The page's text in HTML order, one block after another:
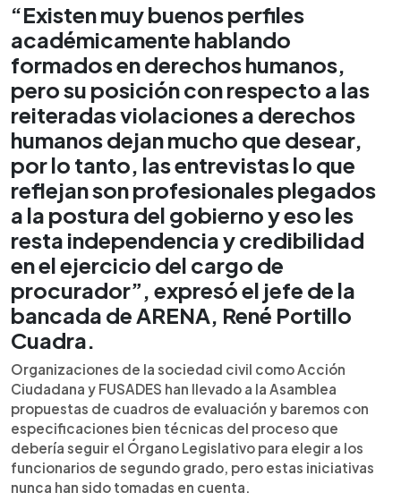
“Existen muy buenos perfiles
académicamente hablando
formados en derechos humanos,
pero su posición con respecto a las
reiteradas violaciones a derechos
humanos dejan mucho que desear,
por lo tanto, las entrevistas lo que
reflejan son profesionales plegados
a la postura del gobierno y eso les
resta independencia y credibilidad
en el ejercicio del cargo de
procurador”, expresó el jefe de la
bancada de ARENA, René Portillo
Cuadra.
Organizaciones de la sociedad civil como Acción
Ciudadana y FUSADES han llevado a la Asamblea
propuestas de cuadros de evaluación y baremos con
especificaciones bien técnicas del proceso que
debería seguir el Órgano Legislativo para elegir a los
funcionarios de segundo grado, pero estas iniciativas
nunca han sido tomadas en cuenta.